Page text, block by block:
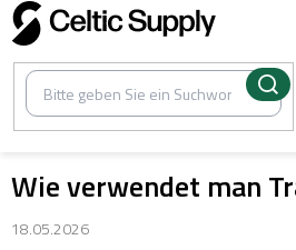
Zum
Inhalt
springen
Wie verwendet man
18.05.2026